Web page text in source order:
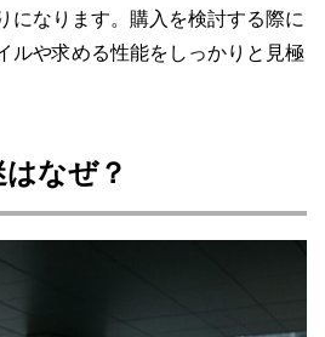
になります。購入を検討する際に
ルや求める性能をしっかりと見極
なぜ？